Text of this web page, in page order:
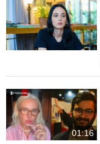
01:16